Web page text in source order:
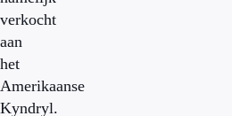
verkocht
aan
het
Amerikaanse
Kyndryl.